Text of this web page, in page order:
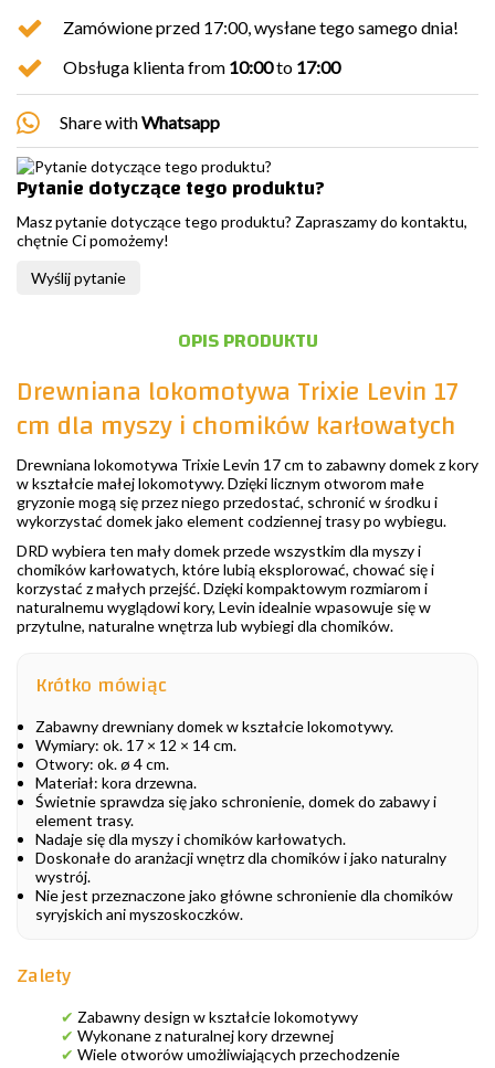
Zamówione przed 17:00, wysłane tego samego dnia!
Obsługa klienta from 10:00to 17:00
Share withWhatsapp
Pytanie dotyczące tego produktu?
Masz pytanie dotyczące tego produktu? Zapraszamy do kontaktu,
chętnie Ci pomożemy!
Wyślij pytanie
OPIS PRODUKTU
Drewniana lokomotywa Trixie Levin 17
cm dla myszy i chomików karłowatych
Drewniana lokomotywa Trixie Levin 17 cm to zabawny domek z kory
w kształcie małej lokomotywy. Dzięki licznym otworom małe
gryzonie mogą się przez niego przedostać, schronić w środku i
wykorzystać domek jako element codziennej trasy po wybiegu.
DRD wybiera ten mały domek przede wszystkim dla myszy i
chomików karłowatych, które lubią eksplorować, chować się i
korzystać z małych przejść. Dzięki kompaktowym rozmiarom i
naturalnemu wyglądowi kory, Levin idealnie wpasowuje się w
przytulne, naturalne wnętrza lub wybiegi dla chomików.
Krótko mówiąc
Zabawny drewniany domek w kształcie lokomotywy.
Wymiary: ok. 17 × 12 × 14 cm.
Otwory: ok. ø 4 cm.
Materiał: kora drzewna.
Świetnie sprawdza się jako schronienie, domek do zabawy i
element trasy.
Nadaje się dla myszy i chomików karłowatych.
Doskonałe do aranżacji wnętrz dla chomików i jako naturalny
wystrój.
Nie jest przeznaczone jako główne schronienie dla chomików
syryjskich ani myszoskoczków.
Zalety
✔ Zabawny design w kształcie lokomotywy
✔ Wykonane z naturalnej kory drzewnej
✔ Wiele otworów umożliwiających przechodzenie